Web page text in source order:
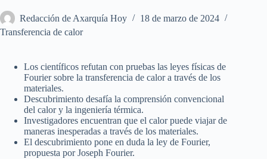
Redacción de Axarquía Hoy
18 de marzo de 2024
Transferencia de calor
Los científicos refutan con pruebas las leyes físicas de
Fourier sobre la transferencia de calor a través de los
materiales.
Descubrimiento desafía la comprensión convencional
del calor y la ingeniería térmica.
Investigadores encuentran que el calor puede viajar de
maneras inesperadas a través de los materiales.
El descubrimiento pone en duda la ley de Fourier,
propuesta por Joseph Fourier.